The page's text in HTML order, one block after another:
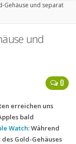
Gehäuse und separat
und
0
erreichen uns
bald
Watch: Während
Gold-Gehäuses